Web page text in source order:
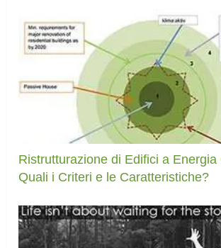
Ristrutturazione di Edifici a Energia
Quali i Criteri e le Caratteristiche?